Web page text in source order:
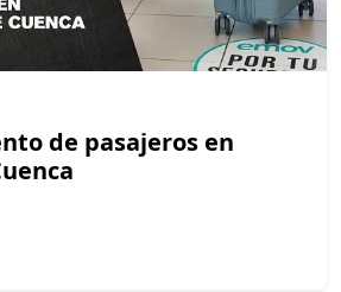
de pasajeros en